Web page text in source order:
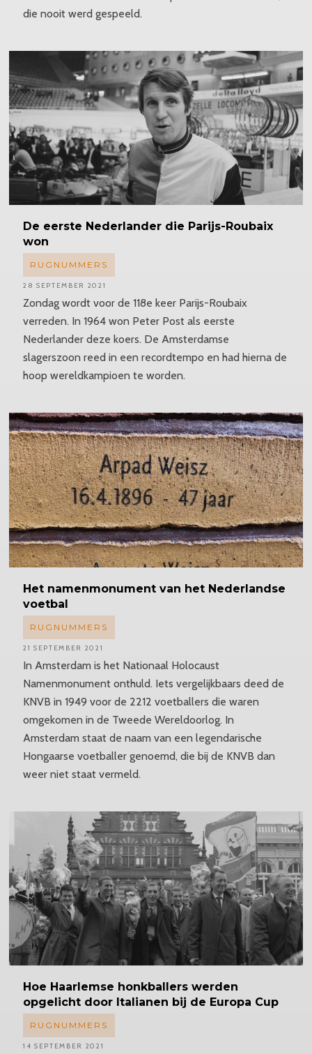
die nooit werd gespeeld.
De eerste Nederlander die Parijs-Roubaix
won
Zondag wordt voor de 118e keer Parijs-Roubaix
verreden. In 1964 won Peter Post als eerste
Nederlander deze koers. De Amsterdamse
slagerszoon reed in een recordtempo en had hierna de
hoop wereldkampioen te worden.
RUGNUMMERS
28 SEPTEMBER 2021
Het namenmonument van het Nederlandse
voetbal
In Amsterdam is het Nationaal Holocaust
Namenmonument onthuld. Iets vergelijkbaars deed de
KNVB in 1949 voor de 2212 voetballers die waren
omgekomen in de Tweede Wereldoorlog. In
Amsterdam staat de naam van een legendarische
Hongaarse voetballer genoemd, die bij de KNVB dan
weer niet staat vermeld.
RUGNUMMERS
21 SEPTEMBER 2021
Hoe Haarlemse honkballers werden
opgelicht door Italianen bij de Europa Cup
RUGNUMMERS
14 SEPTEMBER 2021